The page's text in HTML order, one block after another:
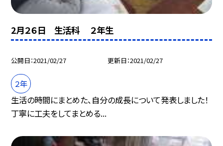
2月２６日 生活科 ２年生
公開日 2021/02/27 更新日 2021/02/27
２年
生活の時間にまとめた、自分の成長について発表しました！
丁寧に工夫をしてまとめる...